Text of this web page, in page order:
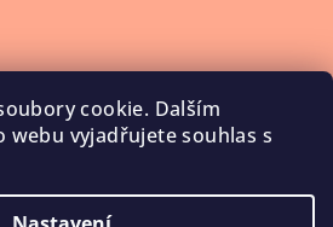
cookie. Dalším
vyjadřujete souhlas s